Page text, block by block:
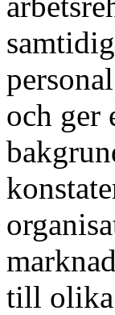
och ger
till olika